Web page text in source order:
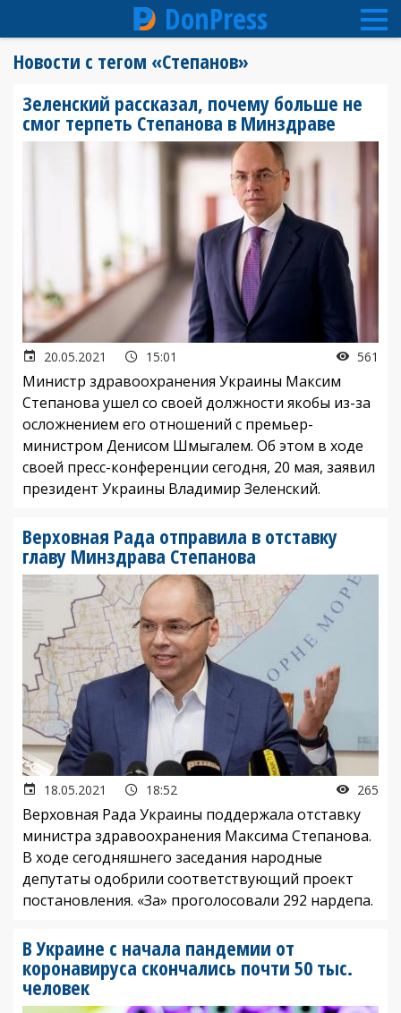
содержанию
DonPress
Новости с тегом «Степанов»
Зеленский рассказал, почему больше не
смог терпеть Степанова в Минздраве
20.05.2021 15:01 561
Министр здравоохранения Украины Максим
Степанова ушел со своей должности якобы из-за
осложнением его отношений с премьер-
министром Денисом Шмыгалем. Об этом в ходе
своей пресс-конференции сегодня, 20 мая, заявил
президент Украины Владимир Зеленский.
Верховная Рада отправила в отставку
главу Минздрава Степанова
18.05.2021 18:52 265
Верховная Рада Украины поддержала отставку
министра здравоохранения Максима Степанова.
В ходе сегодняшнего заседания народные
депутаты одобрили соответствующий проект
постановления. «За» проголосовали 292 нардепа.
В Украине с начала пандемии от
коронавируса скончались почти 50 тыс.
человек